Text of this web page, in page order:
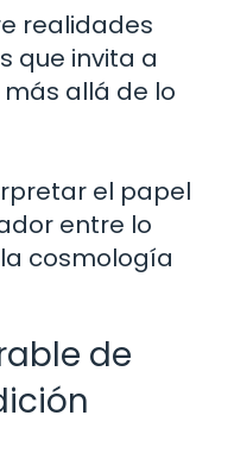
realidades
que invita a
allá de lo
el papel
entre lo
cosmología
de